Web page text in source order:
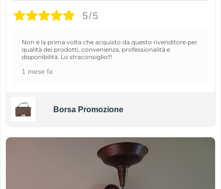
5/5
Non è la prima volta che acquisto da questo rivenditore per
qualità dei prodotti, convenienza, professionalità e
disponibilità. Lo straconsiglio!!!
1 mese fa
Borsa Promozione